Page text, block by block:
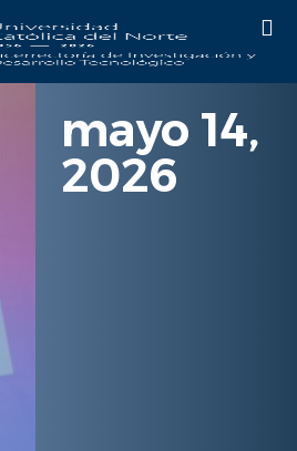
mayo 14,
2026